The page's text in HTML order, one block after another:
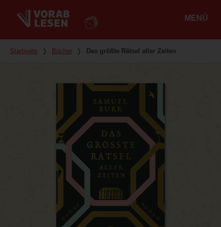
MENÜ
Du bist hier
Startseite ❭ Bücher ❭ Das größte Rätsel aller Zeiten